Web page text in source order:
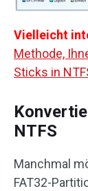
Vielleicht
Methode,
Sticks in
NTFS
Manchmal
FAT32-